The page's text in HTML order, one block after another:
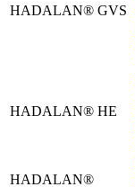
HADALAN® GVS
HADALAN® HE
HADALAN®